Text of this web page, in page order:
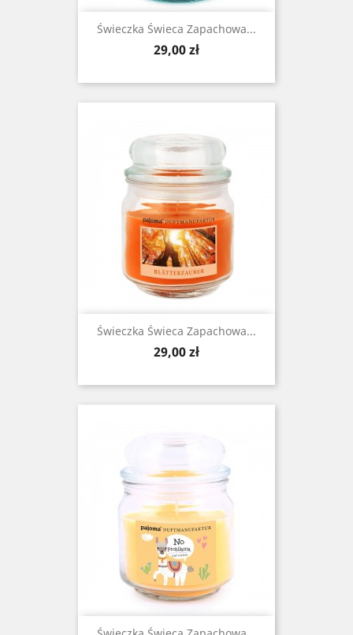
Świeczka Świeca Zapachowa...
Cena
29,00 zł
Świeczka Świeca Zapachowa...
Cena
29,00 zł